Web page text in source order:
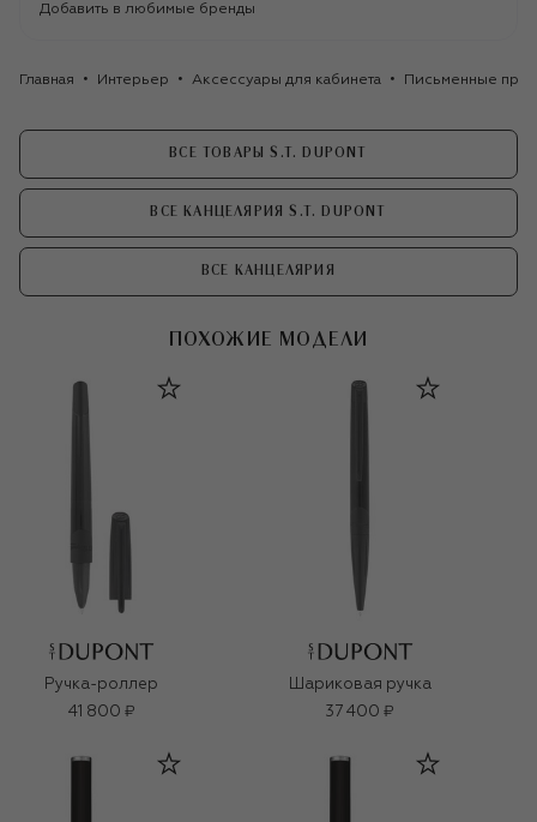
Добавить в любимые бренды
Главная Интерьер Аксессуары для кабинета Письменные
ВСЕ ТОВАРЫ S.T. DUPONT
ВСЕ КАНЦЕЛЯРИЯ S.T. DUPONT
ВСЕ КАНЦЕЛЯРИЯ
ПОХОЖИЕ МОДЕЛИ
Ручка-роллер
41 800 ₽
Шариковая ручка
37 400 ₽